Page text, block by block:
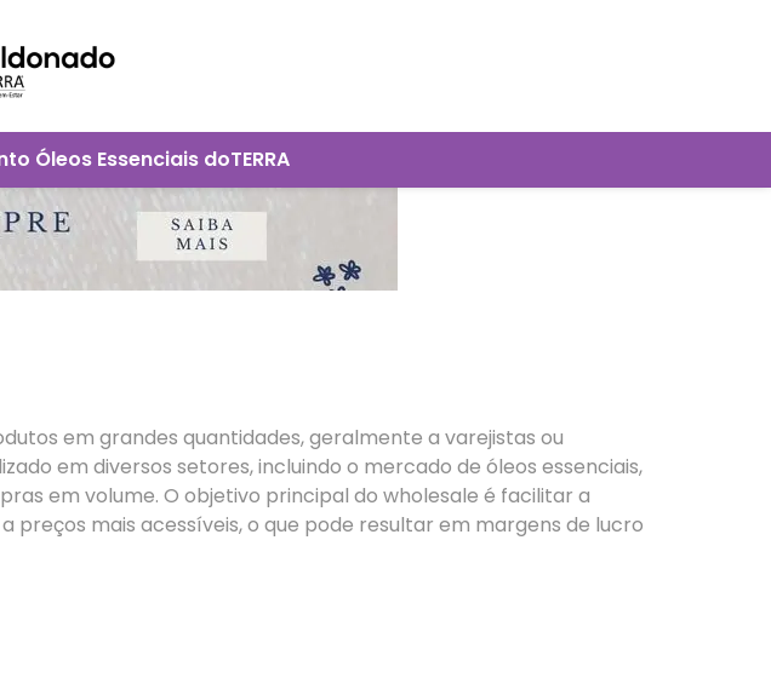
Óleos Essenciais doTERRA
em grandes quantidades, geralmente a varejistas ou
em diversos setores, incluindo o mercado de óleos essenciais,
em volume. O objetivo principal do wholesale é facilitar a
mais acessíveis, o que pode resultar em margens de lucro